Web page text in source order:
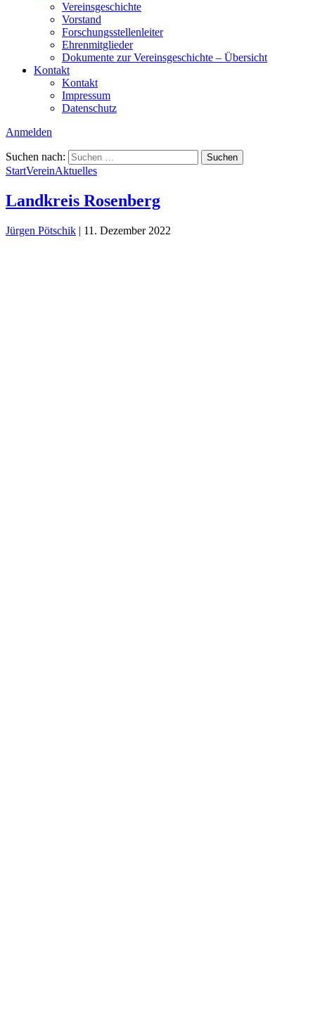
Vereinsgeschichte
Vorstand
Forschungsstellenleiter
Ehrenmitglieder
Dokumente zur Vereinsgeschichte – Übersicht
Kontakt
Kontakt
Impressum
Datenschutz
Anmelden
Suchen nach:
StartVereinAktuelles
Landkreis Rosenberg
Jürgen Pötschik | 11. Dezember 2022